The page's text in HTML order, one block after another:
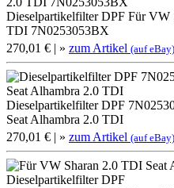
Dieselpartikelfilter DPF Für VW
TDI 7N0253053BX
270,01 € | » zum Artikel (auf eBay)
Dieselpartikelfilter DPF
Seat Alhambra 2.0 TDI
270,01 € | » zum Artikel (auf eBay)